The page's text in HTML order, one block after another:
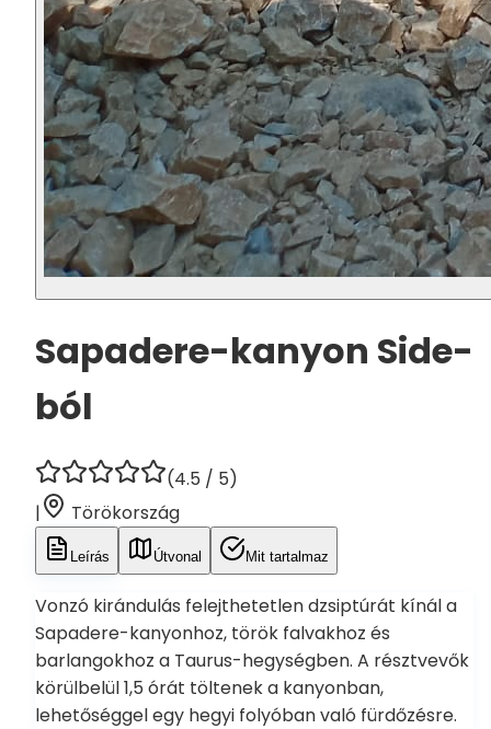
Sapadere-kanyon Side-
ból
(4.5 / 5)
|
Törökország
Leírás Útvonal Mit tartalmaz
Vonzó kirándulás felejthetetlen dzsiptúrát kínál a
Sapadere-kanyonhoz, török falvakhoz és
barlangokhoz a Taurus-hegységben. A résztvevők
körülbelül 1,5 órát töltenek a kanyonban,
lehetőséggel egy hegyi folyóban való fürdőzésre.